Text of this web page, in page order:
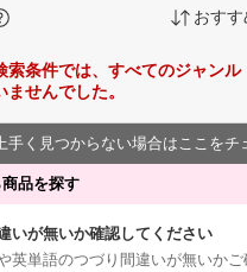
おす
索条件では、すべてのジャン
せんでした。
手く見つからない場合はここをチ
商品を探す
いが無いか確認してください
英単語のつづり間違いが無いかご